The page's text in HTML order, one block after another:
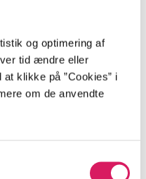
og optimering af
tid ændre eller
klikke på ”Cookies” i
om de anvendte